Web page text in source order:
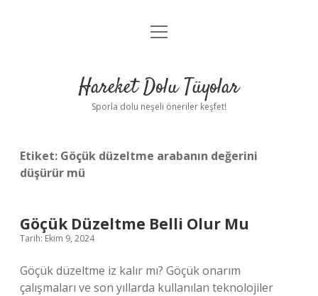
Anasayfa
Yasal Uyarı
menüyü
Hareket Dolu Tüyolar
Sporla dolu neşeli öneriler keşfet!
Etiket: Göçük düzeltme arabanın değerini
düşürür mü
Göçük Düzeltme Belli Olur Mu
Tarih: Ekim 9, 2024
Göçük düzeltme iz kalır mı? Göçük onarım
çalışmaları ve son yıllarda kullanılan teknolojiler